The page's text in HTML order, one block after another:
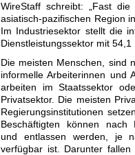
WireStaff schreibt: „Fast
asiatisch-pazifischen Region
Im Industriesektor stellt die
Dienstleistungssektor mit 54,1
Die meisten Menschen, sind
informelle Arbeiterinnen und
arbeiten im Staatssektor
Privatsektor. Die meisten
Regierungsinstitutionen
Beschäftigten können nach
und entlassen werden, je
verfügbar ist. Darunter fallen